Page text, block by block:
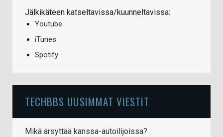
Jälkikäteen katseltavissa/kuunneltavissa:
Youtube
iTunes
Spotify
TECHBBS UUSIMMAT VIESTIT
Mikä ärsyttää kanssa-autoilijoissa?